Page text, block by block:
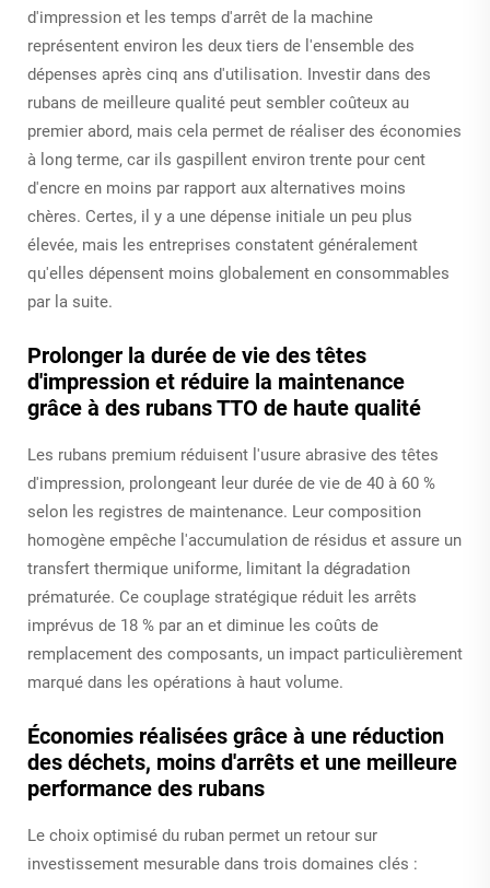
d'impression et les temps d'arrêt de la machine
représentent environ les deux tiers de l'ensemble des
dépenses après cinq ans d'utilisation. Investir dans des
rubans de meilleure qualité peut sembler coûteux au
premier abord, mais cela permet de réaliser des économies
à long terme, car ils gaspillent environ trente pour cent
d'encre en moins par rapport aux alternatives moins
chères. Certes, il y a une dépense initiale un peu plus
élevée, mais les entreprises constatent généralement
qu'elles dépensent moins globalement en consommables
par la suite.
Prolonger la durée de vie des têtes
d'impression et réduire la maintenance
grâce à des rubans TTO de haute qualité
Les rubans premium réduisent l'usure abrasive des têtes
d'impression, prolongeant leur durée de vie de 40 à 60 %
selon les registres de maintenance. Leur composition
homogène empêche l'accumulation de résidus et assure un
transfert thermique uniforme, limitant la dégradation
prématurée. Ce couplage stratégique réduit les arrêts
imprévus de 18 % par an et diminue les coûts de
remplacement des composants, un impact particulièrement
marqué dans les opérations à haut volume.
Économies réalisées grâce à une réduction
des déchets, moins d'arrêts et une meilleure
performance des rubans
Le choix optimisé du ruban permet un retour sur
investissement mesurable dans trois domaines clés :